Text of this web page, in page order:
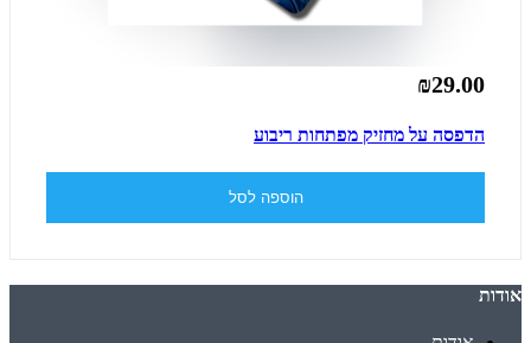
₪29.00
הדפסה על מחזיק מפתחות ריבוע
הוספה לסל
אודות